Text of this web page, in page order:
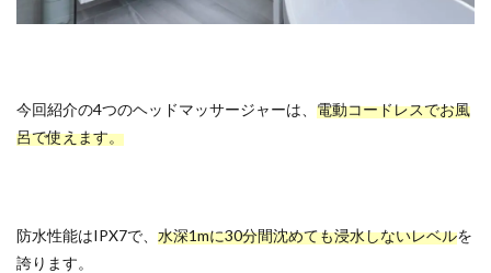
今回紹介の4つのヘッドマッサージャーは、 電動コードレスでお風
呂で使えます。
防水性能はIPX7で、 水深1mに30分間沈めても浸水しないレベルを
誇ります。